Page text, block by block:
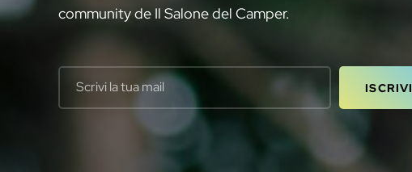
community de Il Salone del Camper.
Your email